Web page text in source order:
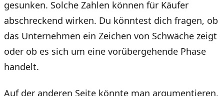
gesunken. Solche Zahlen können für Käufer
abschreckend wirken. Du könntest dich fragen, ob
das Unternehmen ein Zeichen von Schwäche zeigt
oder ob es sich um eine vorübergehende Phase
handelt.
Auf der anderen Seite könnte man argumentieren,